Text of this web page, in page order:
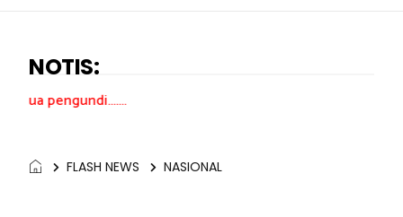
NOTIS:
FLASH NEWS NASIONAL